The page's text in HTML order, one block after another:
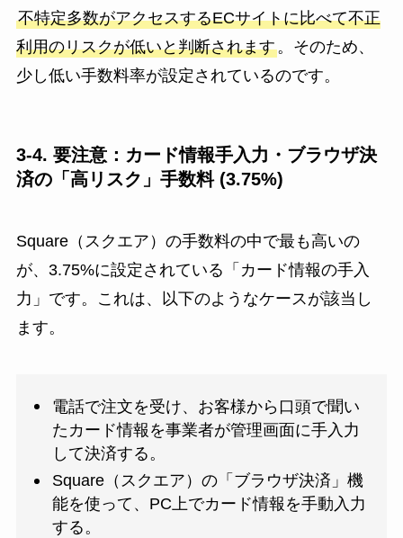
不特定多数がアクセスするECサイトに比べて不正
利用のリスクが低いと判断されます。そのため、
少し低い手数料率が設定されているのです。
3-4. 要注意：カード情報手入力・ブラウザ決
済の「高リスク」手数料 (3.75%)
Square（スクエア）の手数料の中で最も高いの
が、3.75%に設定されている「カード情報の手入
力」です。これは、以下のようなケースが該当し
ます。
電話で注文を受け、お客様から口頭で聞い
たカード情報を事業者が管理画面に手入力
して決済する。
Square（スクエア）の「ブラウザ決済」機
能を使って、PC上でカード情報を手動入力
する。